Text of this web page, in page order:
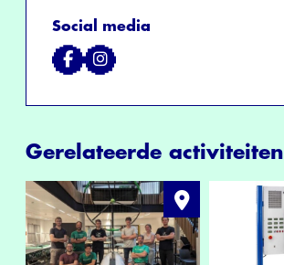
Social media
Gerelateerde activiteiten